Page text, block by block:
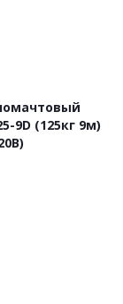
9D (125кг 9м)